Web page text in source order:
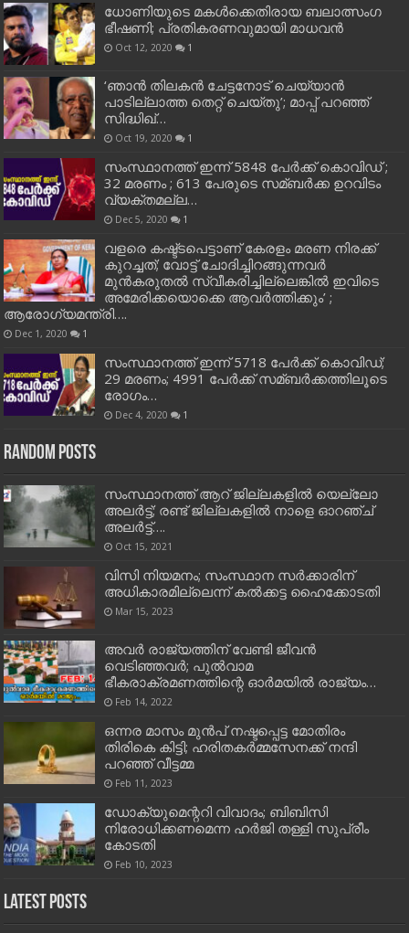
ധോണിയുടെ മകള്‍ക്കെതിരായ ബലാത്സംഗ
ഭീഷണി; പ്രതികരണവുമായി മാധവന്‍
Oct 12, 2020 1
‘ഞാന്‍ തിലകന്‍ ചേട്ടനോട് ചെയ്യാന്‍
പാടില്ലാത്ത തെറ്റ് ചെയ്തു’; മാപ്പ് പറഞ്ഞ്
സിദ്ധിഖ്…
Oct 19, 2020 1
സംസ്ഥാനത്ത് ഇന്ന് 5848 പേര്‍ക്ക് കൊവി‌ഡ് ;
32 മരണം ; 613 പേരുടെ സമ്ബര്‍ക്ക ഉറവിടം
വ്യക്തമല്ല…
Dec 5, 2020 1
വളരെ കഷ്ട്ടപെട്ടാണ് കേരളം മരണ നിരക്ക്
കുറച്ചത്; വോട്ട് ചോദിച്ചിറങ്ങുന്നവർ
മുൻകരുതൽ സ്വീകരിച്ചില്ലെങ്കിൽ ഇവിടെ
അമേരിക്കയൊക്കെ ആവർത്തിക്കും’ ;
ആരോഗ്യമന്ത്രി….
Dec 1, 2020 1
സംസ്ഥാനത്ത് ഇന്ന് 5718 പേര്‍ക്ക് കൊവിഡ്;
29 മരണം; 4991 പേര്‍ക്ക് സമ്ബര്‍ക്കത്തിലൂടെ
രോഗം…
Dec 4, 2020 1
Random Posts
സംസ്ഥാനത്ത് ആറ് ജില്ലകളില്‍ യെല്ലോ
അലര്‍ട്ട്; രണ്ട് ജില്ലകളില്‍ നാളെ ഓറഞ്ച്
അലര്‍ട്ട്….
Oct 15, 2021
വിസി നിയമനം; സംസ്ഥാന സർക്കാരിന്
അധികാരമില്ലെന്ന് കൽക്കട്ട ഹൈക്കോടതി
Mar 15, 2023
അവര്‍ രാജ്യത്തിന് വേണ്ടി ജീവന്‍
വെടിഞ്ഞവര്‍; പുല്‍വാമ
ഭീകരാക്രമണത്തിന്റെ ഓര്‍മയില്‍ രാജ്യം…
Feb 14, 2022
ഒന്നര മാസം മുൻപ് നഷ്ടപ്പെട്ട മോതിരം
തിരികെ കിട്ടി; ഹരിതകർമ്മസേനക്ക് നന്ദി
പറഞ്ഞ് വീട്ടമ്മ
Feb 11, 2023
ഡോക്യുമെന്ററി വിവാദം; ബിബിസി
നിരോധിക്കണമെന്ന ഹർജി തള്ളി സുപ്രീം
കോടതി
Feb 10, 2023
Latest Posts